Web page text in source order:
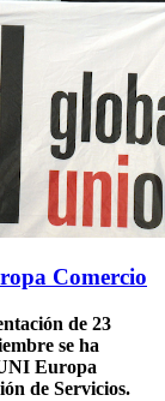
Comercio
de 23
se ha
Europa
de Servicios.